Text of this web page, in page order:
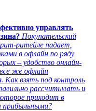
управлять
Покупательский
ритейле падает,
в офлайн по ряду
– удобство онлайн-
же офлайн
взять под контроль
рассчитывать и
приходит в
прибыльными?